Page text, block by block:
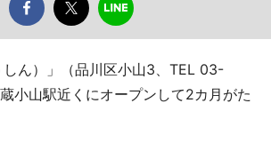
しん）」（品川区小山3、TEL 03-
小山駅近くにオープンして2カ月がた